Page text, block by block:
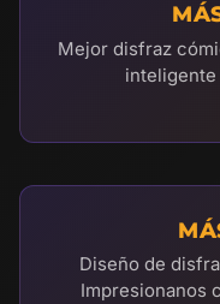
Mejor disfraz
Diseño de
Impresionanos